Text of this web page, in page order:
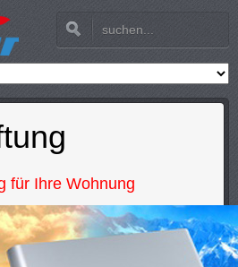
für Ihre Wohnung